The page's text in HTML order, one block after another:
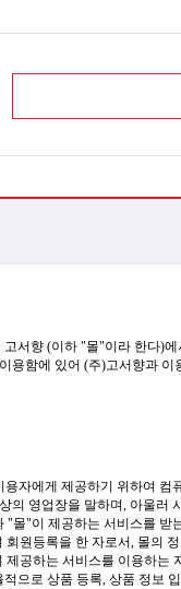
서향 (이하 "몰"이라 한다)에
용함에 있어 (주)고서향과 이
자에게 제공하기 위하여 컴
의 영업장을 말하며, 아울러
"이 제공하는 서비스를 받
원등록을 한 자로서, 몰의
공하는 서비스를 이용하는
으로 상품 등록, 상품 정보